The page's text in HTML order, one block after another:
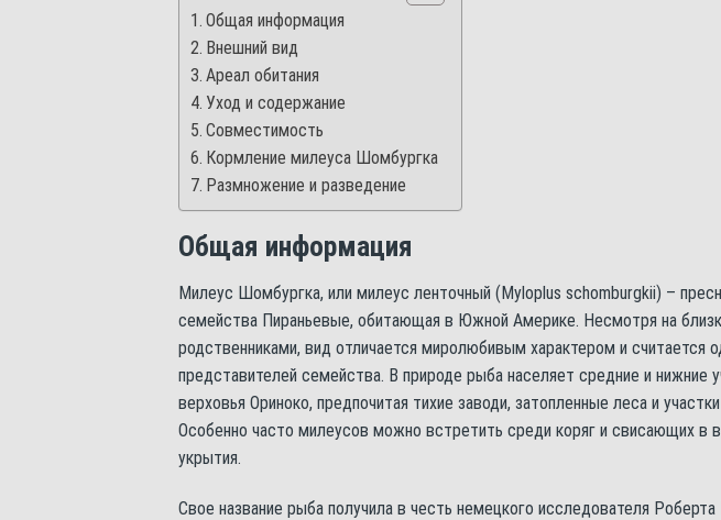
Общая информация
Внешний вид
Ареал обитания
Уход и содержание
Совместимость
Кормление милеуса Шомбургка
Размножение и разведение
Общая информация
Милеус Шомбургка, или милеус ленточный (Myloplus schomburgkii) –
семейства Пираньевые, обитающая в Южной Америке. Несмотря на
родственниками, вид отличается миролюбивым характером и считается
представителей семейства. В природе рыба населяет средние и нижние
верховья Ориноко, предпочитая тихие заводи, затопленные леса и
Особенно часто милеусов можно встретить среди коряг и свисающих в
укрытия.
Свое название рыба получила в честь немецкого исследователя